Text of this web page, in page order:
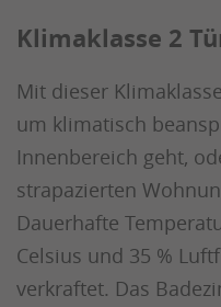
Klimaklasse 2
Mit dieser
um klimatisch
Innenbereich geht,
strapazierten
Dauerhafte
Celsius und 35 %
verkraftet. Das